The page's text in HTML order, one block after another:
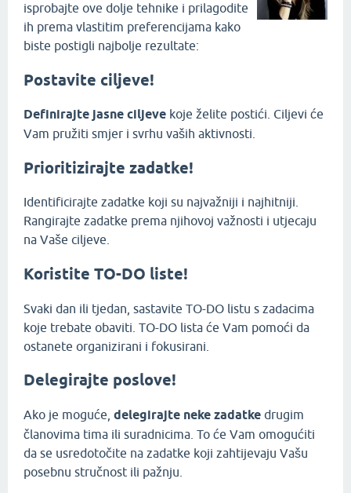
isprobajte ove dolje tehnike i prilagodite
ih prema vlastitim preferencijama kako
biste postigli najbolje rezultate:
Postavite ciljeve!
Definirajte jasne ciljeve koje želite postići. Ciljevi će
Vam pružiti smjer i svrhu vaših aktivnosti.
Prioritizirajte zadatke!
Identificirajte zadatke koji su najvažniji i najhitniji.
Rangirajte zadatke prema njihovoj važnosti i utjecaju
na Vaše ciljeve.
Koristite TO-DO liste!
Svaki dan ili tjedan, sastavite TO-DO listu s zadacima
koje trebate obaviti. TO-DO lista će Vam pomoći da
ostanete organizirani i fokusirani.
Delegirajte poslove!
Ako je moguće, delegirajte neke zadatke drugim
članovima tima ili suradnicima. To će Vam omogućiti
da se usredotočite na zadatke koji zahtijevaju Vašu
posebnu stručnost ili pažnju.